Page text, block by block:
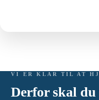
VI ER KLAR TIL AT
Derfor skal